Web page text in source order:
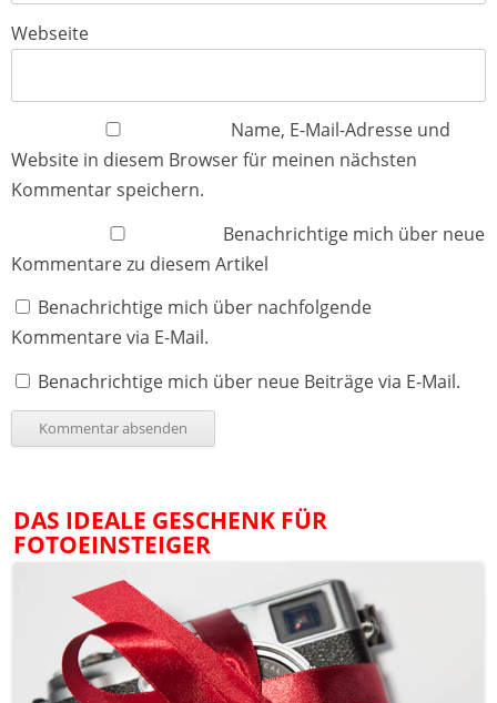
Webseite
Name, E-Mail-Adresse und
Website in diesem Browser für meinen nächsten
Kommentar speichern.
Benachrichtige mich über neue
Kommentare zu diesem Artikel
Benachrichtige mich über nachfolgende
Kommentare via E-Mail.
Benachrichtige mich über neue Beiträge via E-Mail.
DAS IDEALE GESCHENK FÜR
FOTOEINSTEIGER